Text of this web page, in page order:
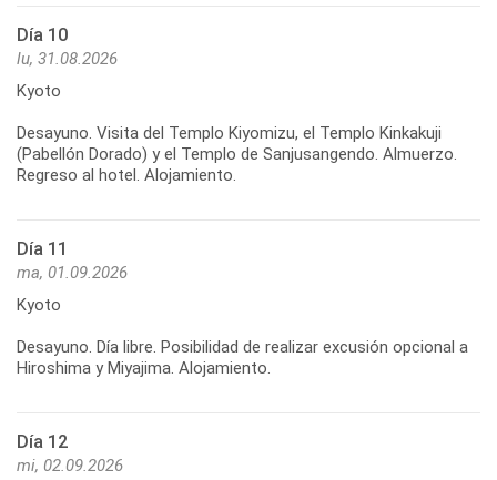
Día 10
lu, 31.08.2026
Kyoto
Desayuno. Visita del Templo Kiyomizu, el Templo Kinkakuji
(Pabellón Dorado) y el Templo de Sanjusangendo. Almuerzo.
Regreso al hotel. Alojamiento.
Día 11
ma, 01.09.2026
Kyoto
Desayuno. Día libre. Posibilidad de realizar excusión opcional a
Hiroshima y Miyajima. Alojamiento.
Día 12
mi, 02.09.2026